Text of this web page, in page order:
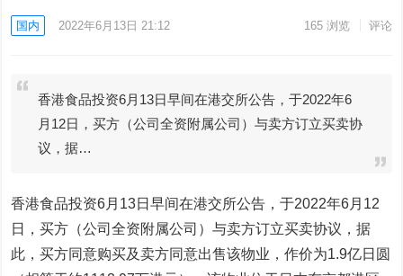
国内 2022年6月13日 21:12 165浏览 评论
香港食品投资6月13日早间在港交所公告，于2022年6
月12日，买方（公司全资附属公司）与卖方订立买卖协
议，据…
香港食品投资6月13日早间在港交所公告，于2022年6月12
日，买方（公司全资附属公司）与卖方订立买卖协议，据
此，买方同意购买及卖方同意出售该物业，作价为1.9亿日圆